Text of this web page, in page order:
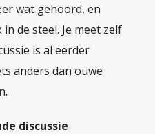
wat gehoord, en
de steel. Je meet zelf
is al eerder
anders dan ouwe
discussie